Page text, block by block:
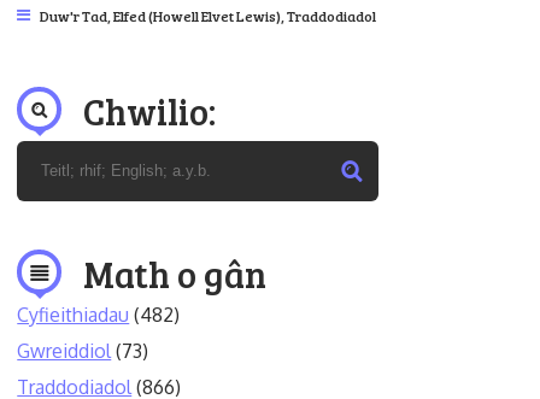
Duw'r Tad Elfed (Howell Elvet Lewis) Traddodiadol
Chwilio:
Math o gân
Cyfieithiadau (482)
Gwreiddiol (73)
Traddodiadol (866)